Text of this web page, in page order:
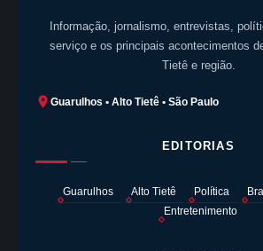
Informação, jornalismo, entrevistas,
serviço e os principais acontecimentos
Tietê e região.
Guarulhos • Alto Tietê • São Paulo
EDITORIAS
Guarulhos Alto Tietê Política
Entretenimento